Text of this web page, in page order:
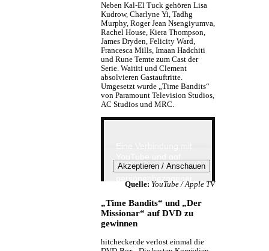
Neben Kal-El Tuck gehören Lisa
Kudrow, Charlyne Yi, Tadhg
Murphy, Roger Jean Nsengiyumva,
Rachel House, Kiera Thompson,
James Dryden, Felicity Ward,
Francesca Mills, Imaan Hadchiti
und Rune Temte zum Cast der
Serie. Waititi und Clement
absolvieren Gastauftritte.
Umgesetzt wurde „Time Bandits“
von Paramount Television Studios,
AC Studios und MRC.
eine Übertragung
Daten finden erst
nach Klick auf den
unteren Button statt.
Mehr Infos...
Quelle: YouTube / Apple TV
„Time Bandits“ und „Der
Missionar“ auf DVD zu
gewinnen
hitchecker.de verlost einmal die